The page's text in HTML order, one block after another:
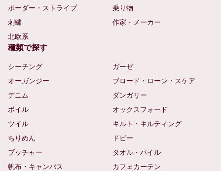
ボーダー・ストライプ
乗り物
刺繍
作家・メーカー
北欧系
種類で探す
シーチング
ガーゼ
オーガンジー
ブロード・ローン・スケア
デニム
ダンガリー
ボイル
オックスフォード
ツイル
キルト・キルティング
ちりめん
ドビー
ブッチャー
タオル・パイル
帆布・キャンバス
カフェカーテン